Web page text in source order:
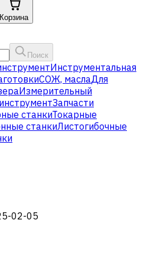
Корзина
Поиск
Инструментальная
СОЖ, маслаДля
Измерительный
Запчасти
станкиТокарные
станкиЛистогибочные
02-05